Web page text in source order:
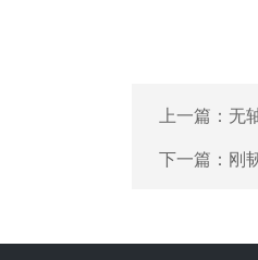
上一篇： 无
下一篇： 刚